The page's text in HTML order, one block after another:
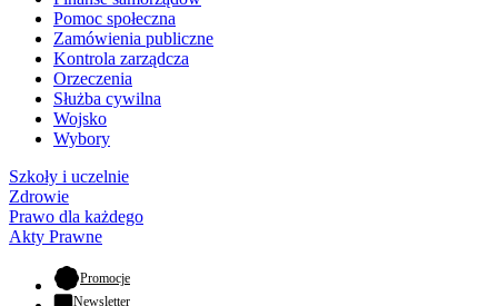
Pomoc społeczna
Zamówienia publiczne
Kontrola zarządcza
Orzeczenia
Służba cywilna
Wojsko
Wybory
Szkoły i uczelnie
Zdrowie
Prawo dla każdego
Akty Prawne
Promocje- otwiera się w nowej karcie
Newsletter